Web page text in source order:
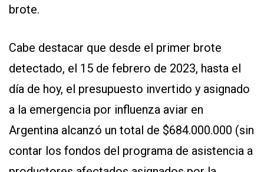
brote.
Cabe destacar que desde el primer brote
detectado, el 15 de febrero de 2023, hasta el
día de hoy, el presupuesto invertido y asignado
a la emergencia por influenza aviar en
Argentina alcanzó un total de $684.000.000 (sin
contar los fondos del programa de asistencia a